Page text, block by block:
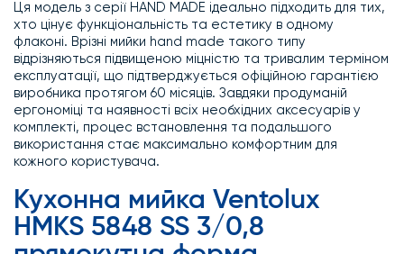
Ця модель з серії HAND MADE ідеально підходить для тих,
хто цінує функціональність та естетику в одному
флаконі. Врізні мийки hand made такого типу
відрізняються підвищеною міцністю та тривалим терміном
експлуатації, що підтверджується офіційною гарантією
виробника протягом 60 місяців. Завдяки продуманій
ергономіці та наявності всіх необхідних аксесуарів у
комплекті, процес встановлення та подальшого
використання стає максимально комфортним для
кожного користувача.
Кухонна мийка Ventolux
HMKS 5848 SS 3/0,8